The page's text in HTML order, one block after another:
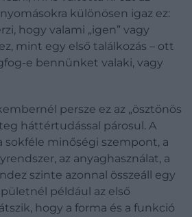
különösen igaz ez:
hogy valami „igen” vagy
mint egy első találkozás – ott
e bennünket valaki, vagy
persze ez az „ösztönös
háttértudással párosul. A
minőségi szempont, a
az anyaghasználat, a
szinte azonnal összeáll egy
például az első
hogy a forma és a funkció